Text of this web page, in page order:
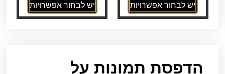
יש לבחור אפשרויות יש לבחור אפשרויות
הדפסת תמונות על